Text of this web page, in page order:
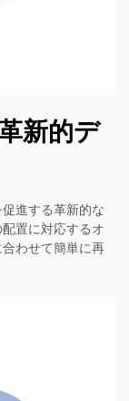
新的デ
進する革新的な
置に対応するオ
わせて簡単に再